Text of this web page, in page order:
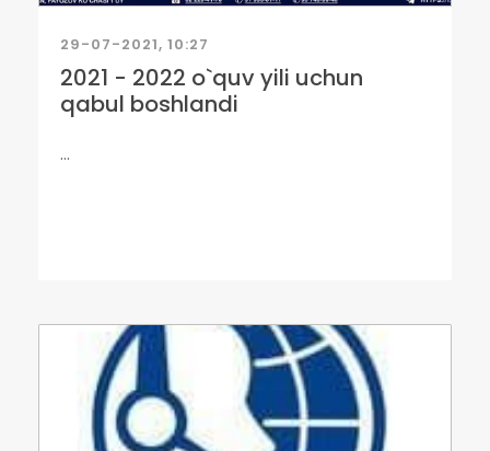
29-07-2021, 10:27
2021 - 2022 o`quv yili uchun
qabul boshlandi
...